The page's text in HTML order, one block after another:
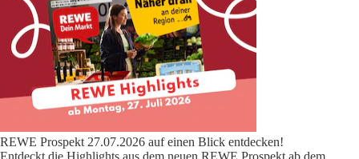
REWE Prospekt 27.07.2026 auf einen Blick entdecken!